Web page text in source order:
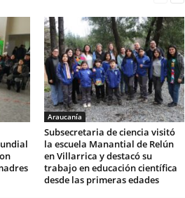
Araucanía
Subsecretaria de ciencia visitó
la escuela Manantial de Relún
en Villarrica y destacó su
trabajo en educación científica
desde las primeras edades